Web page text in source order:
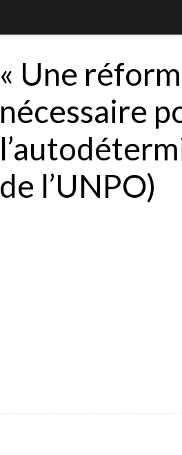
« Une
nécessaire
de l’UNPO)